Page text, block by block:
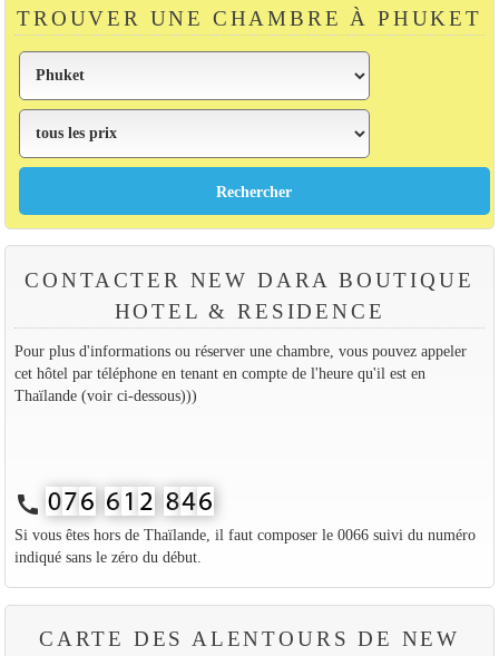
TROUVER UNE CHAMBRE À PHUKET
CONTACTER NEW DARA BOUTIQUE
HOTEL & RESIDENCE
Pour plus d'informations ou réserver une chambre, vous pouvez appeler
cet hôtel par téléphone en tenant en compte de l'heure qu'il est en
Thaïlande (voir ci-dessous)))
call
Si vous êtes hors de Thaïlande, il faut composer le 0066 suivi du numéro
indiqué sans le zéro du début.
CARTE DES ALENTOURS DE NEW